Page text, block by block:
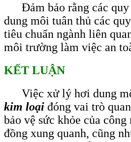
Đảm bảo rằng các
dung môi tuân thủ các
tiêu chuẩn ngành liên
môi trường làm việc an
KẾT LUẬN
Việc xử lý hơi dung
kim loại đóng vai trò
bảo vệ sức khỏe của công
đồng xung quanh, cũng